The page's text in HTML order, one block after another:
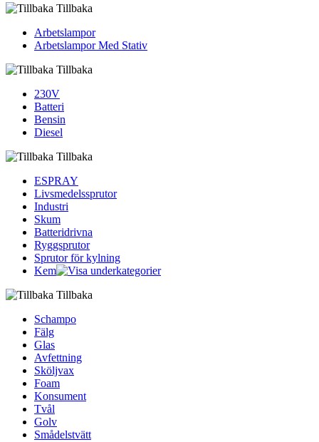
Tillbaka
Arbetslampor
Arbetslampor Med Stativ
Tillbaka
230V
Batteri
Bensin
Diesel
Tillbaka
ESPRAY
Livsmedelssprutor
Industri
Skum
Batteridrivna
Ryggsprutor
Sprutor för kylning
Kem
Tillbaka
Schampo
Fälg
Glas
Avfettning
Sköljvax
Foam
Konsument
Tvål
Golv
Smådelstvätt